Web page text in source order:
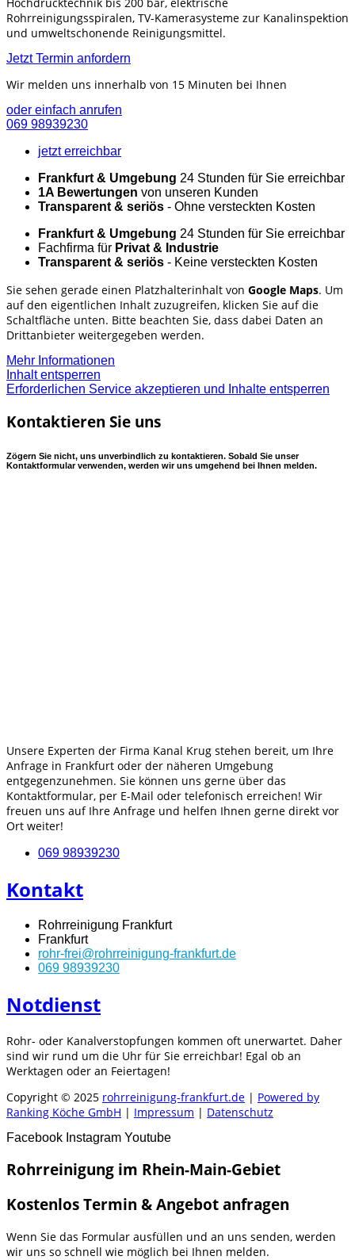
Hochdrucktechnik bis 200 bar, elektrische
Rohrreinigungsspiralen, TV-Kamerasysteme zur Kanalinspektion
und umweltschonende Reinigungsmittel.
Jetzt Termin anfordern
Wir melden uns innerhalb von 15 Minuten bei Ihnen
oder einfach anrufen
069 98939230
jetzt erreichbar
Frankfurt & Umgebung 24 Stunden für Sie erreichbar
1A Bewertungen von unseren Kunden
Transparent & seriös - Ohne versteckten Kosten
Frankfurt & Umgebung 24 Stunden für Sie erreichbar
Fachfirma für Privat & Industrie
Transparent & seriös - Keine versteckten Kosten
Sie sehen gerade einen Platzhalterinhalt von Google Maps. Um
auf den eigentlichen Inhalt zuzugreifen, klicken Sie auf die
Schaltfläche unten. Bitte beachten Sie, dass dabei Daten an
Drittanbieter weitergegeben werden.
Mehr Informationen
Inhalt entsperren
Erforderlichen Service akzeptieren und Inhalte entsperren
Kontaktieren Sie uns
Zögern Sie nicht, uns unverbindlich zu kontaktieren. Sobald Sie unser
Kontaktformular verwenden, werden wir uns umgehend bei Ihnen melden.
Unsere Experten der Firma Kanal Krug stehen bereit, um Ihre
Anfrage in Frankfurt oder der näheren Umgebung
entgegenzunehmen. Sie können uns gerne über das
Kontaktformular, per E-Mail oder telefonisch erreichen! Wir
freuen uns auf Ihre Anfrage und helfen Ihnen gerne direkt vor
Ort weiter!
069 98939230
Kontakt
Rohrreinigung Frankfurt
Frankfurt
rohr-frei@rohrreinigung-frankfurt.de
069 98939230
Notdienst
Rohr- oder Kanalverstopfungen kommen oft unerwartet. Daher
sind wir rund um die Uhr für Sie erreichbar! Egal ob an
Werktagen oder an Feiertagen!
Copyright © 2025 rohrreinigung-frankfurt.de | Powered by
Ranking Köche GmbH | Impressum | Datenschutz
Facebook Instagram Youtube
Rohrreinigung im Rhein-Main-Gebiet
Kostenlos Termin & Angebot anfragen
Wenn Sie das Formular ausfüllen und an uns senden, werden
wir uns so schnell wie möglich bei Ihnen melden.